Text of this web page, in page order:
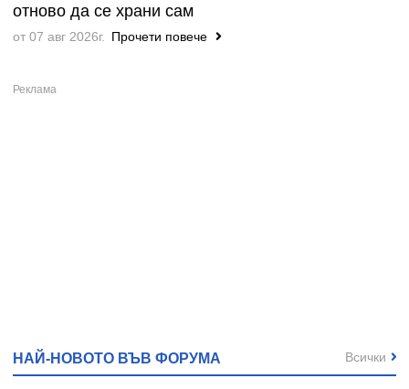
отново да се храни сам
от 07 авг 2026г. Прочети повече
НАЙ-НОВОТО ВЪВ ФОРУМА Всички